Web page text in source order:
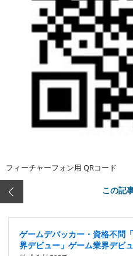
フィーチャーフォン用 QRコード
この記
ゲームデバッカー・資格不問
界デビュー」ゲーム業界デビ